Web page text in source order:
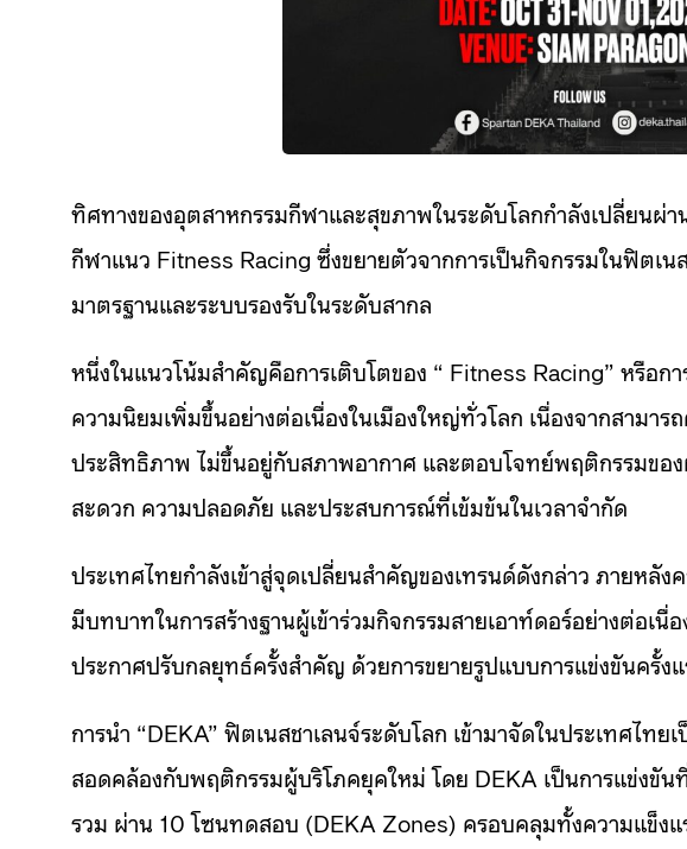
ทิศทางของอุตสาหกรรมกีฬาและสุขภาพในระดับโลกกำลังเปลี่ยนผ่
กีฬาแนว Fitness Racing ซึ่งขยายตัวจากการเป็นกิจกรรมในฟิตเ
มาตรฐานและระบบรองรับในระดับสากล
หนึ่งในแนวโน้มสำคัญคือการเติบโตของ “ Fitness Racing” หรือก
ความนิยมเพิ่มขึ้นอย่างต่อเนื่องในเมืองใหญ่ทั่วโลก เนื่องจากสามา
ประสิทธิภาพ ไม่ขึ้นอยู่กับสภาพอากาศ และตอบโจทย์พฤติกรรมขอ
สะดวก ความปลอดภัย และประสบการณ์ที่เข้มข้นในเวลาจำกัด
ประเทศไทยกำลังเข้าสู่จุดเปลี่ยนสำคัญของเทรนด์ดังกล่าว ภายหลั
มีบทบาทในการสร้างฐานผู้เข้าร่วมกิจกรรมสายเอาท์ดอร์อย่างต่อเ
ประกาศปรับกลยุทธ์ครั้งสำคัญ ด้วยการขยายรูปแบบการแข่งขันครั้ง
การนำ “DEKA” ฟิตเนสชาเลนจ์ระดับโลก เข้ามาจัดในประเทศไท
สอดคล้องกับพฤติกรรมผู้บริโภคยุคใหม่ โดย DEKA เป็นการแข่งขั
รวม ผ่าน 10 โซนทดสอบ (DEKA Zones) ครอบคลุมทั้งความแข็ง